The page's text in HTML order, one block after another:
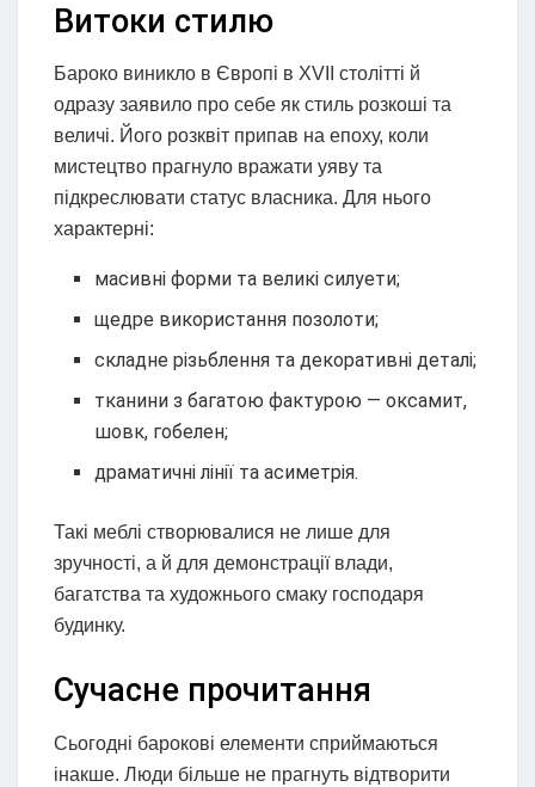
Витоки стилю
Бароко виникло в Європі в XVII столітті й
одразу заявило про себе як стиль розкоші та
величі. Його розквіт припав на епоху, коли
мистецтво прагнуло вражати уяву та
підкреслювати статус власника. Для нього
характерні:
масивні форми та великі силуети;
щедре використання позолоти;
складне різьблення та декоративні деталі;
тканини з багатою фактурою — оксамит,
шовк, гобелен;
драматичні лінії та асиметрія.
Такі меблі створювалися не лише для
зручності, а й для демонстрації влади,
багатства та художнього смаку господаря
будинку.
Сучасне прочитання
Сьогодні барокові елементи сприймаються
інакше. Люди більше не прагнуть відтворити